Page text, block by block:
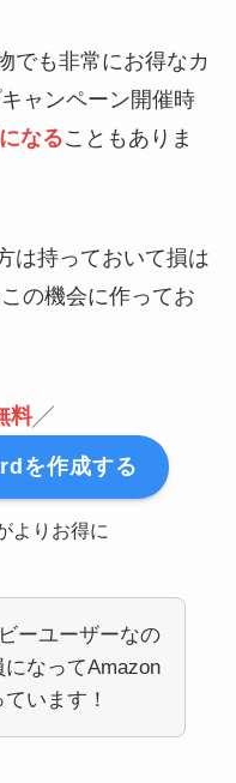
でも非常にお得なカ
ャンペーン開催時
なることもありま
は持っておいて損は
の機会に作ってお
料╱
を作成する
よりお得に
ーユーザーなの
なってAmazon
います！